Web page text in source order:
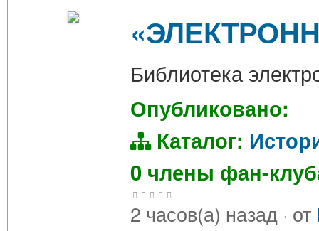
Библиотека
Опубликовано:
Каталог:
0 члены фан-
2 часов(а) назад · от